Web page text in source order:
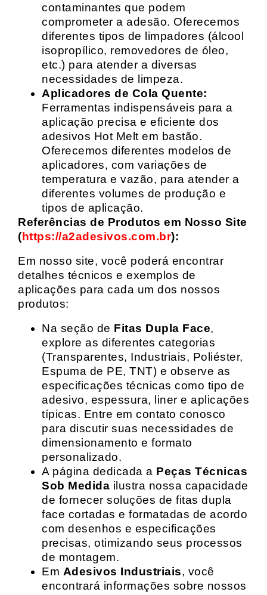
contaminantes que podem
comprometer a adesão. Oferecemos
diferentes tipos de limpadores (álcool
isopropílico, removedores de óleo,
etc.) para atender a diversas
necessidades de limpeza.
Aplicadores de Cola Quente:
Ferramentas indispensáveis para a
aplicação precisa e eficiente dos
adesivos Hot Melt em bastão.
Oferecemos diferentes modelos de
aplicadores, com variações de
temperatura e vazão, para atender a
diferentes volumes de produção e
tipos de aplicação.
Referências de Produtos em Nosso Site
(https://a2adesivos.com.br):
Em nosso site, você poderá encontrar
detalhes técnicos e exemplos de
aplicações para cada um dos nossos
produtos:
Na seção de Fitas Dupla Face,
explore as diferentes categorias
(Transparentes, Industriais, Poliéster,
Espuma de PE, TNT) e observe as
especificações técnicas como tipo de
adesivo, espessura, liner e aplicações
típicas. Entre em contato conosco
para discutir suas necessidades de
dimensionamento e formato
personalizado.
A página dedicada a Peças Técnicas
Sob Medida ilustra nossa capacidade
de fornecer soluções de fitas dupla
face cortadas e formatadas de acordo
com desenhos e especificações
precisas, otimizando seus processos
de montagem.
Em Adesivos Industriais, você
encontrará informações sobre nossos